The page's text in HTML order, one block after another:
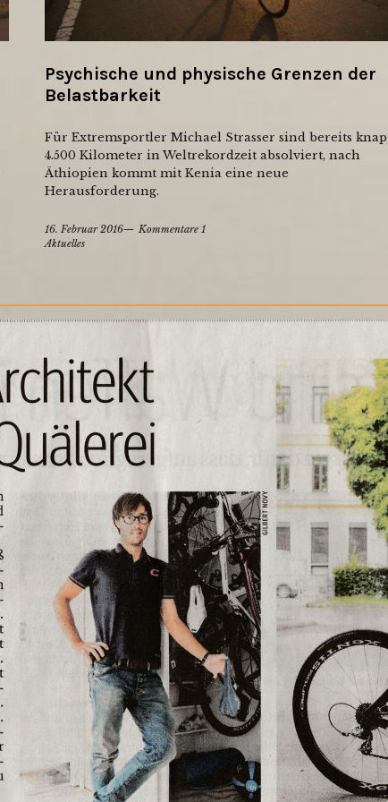
Psychische und physische Grenzen der
Belastbarkeit
Für Extremsportler Michael Strasser sind bereits
4.500 Kilometer in Weltrekordzeit absolviert, nach
Äthiopien kommt mit Kenia eine neue
Herausforderung.
16. Februar 2016
Kommentare 1
Aktuelles